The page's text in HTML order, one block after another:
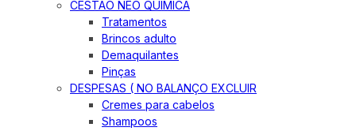
CESTÃO NEO QUIMICA
Tratamentos
Brincos adulto
Demaquilantes
Pinças
DESPESAS ( NO BALANÇO EXCLUIR
Cremes para cabelos
Shampoos